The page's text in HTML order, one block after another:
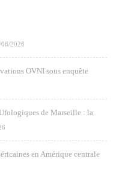
06/2026
OVNI sous enquête
de Marseille : la
en Amérique centrale